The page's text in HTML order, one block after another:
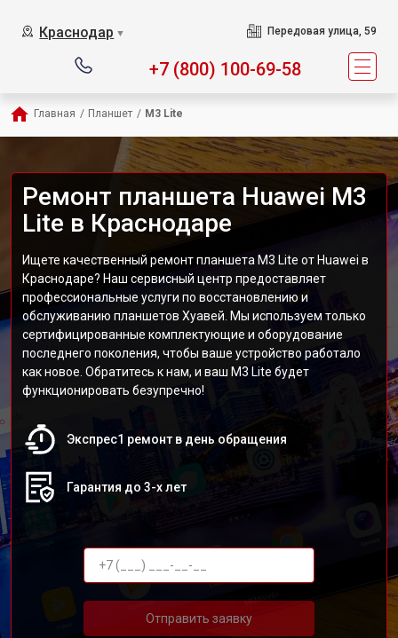
Краснодар ▼ Передовая улица, 59
+7 (800) 100-69-58
Главная / Планшет / M3 Lite
Ремонт планшета Huawei M3
Lite в Краснодаре
Ищете качественный ремонт планшета M3 Lite от Huawei в
Краснодаре? Наш сервисный центр предоставляет
профессиональные услуги по восстановлению и
обслуживанию планшетов Хуавей. Мы используем только
сертифицированные комплектующие и оборудование
последнего поколения, чтобы ваше устройство работало
как новое. Обратитесь к нам, и ваш M3 Lite будет
функционировать безупречно!
Экспрес1 ремонт в день обращения
Гарантия до 3-х лет
Отправить заявку